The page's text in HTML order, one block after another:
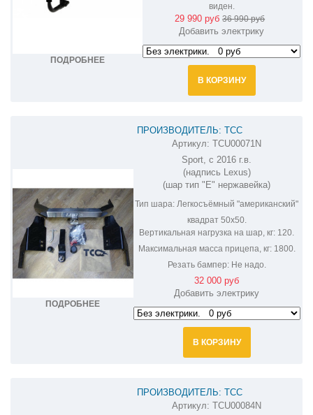
ПОДРОБНЕЕ
виден.
29 990 руб36 990 руб
Добавить электрику
В КОРЗИНУ
ПОДРОБНЕЕ
ПРОИЗВОДИТЕЛЬ: ТСС
ФАРКОП НА LEXUS GX 460 TCU00071N
Артикул: TCU00071N
Sport, c 2016 г.в.
(надпись Lexus)
(шар тип "E" нержавейка)
Тип шара: Легкосъёмный "американский"
квадрат 50х50.
Вертикальная нагрузка на шар, кг: 120.
Максимальная масса прицепа, кг:1800.
Резать бампер:Не надо.
32 000 руб
Добавить электрику
В КОРЗИНУ
ПРОИЗВОДИТЕЛЬ: ТСС
ФАРКОП НА LEXUS GX 460 TCU00084N
Артикул: TCU00084N